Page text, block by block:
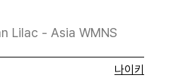
Lilac - Asia WMNS
나이키